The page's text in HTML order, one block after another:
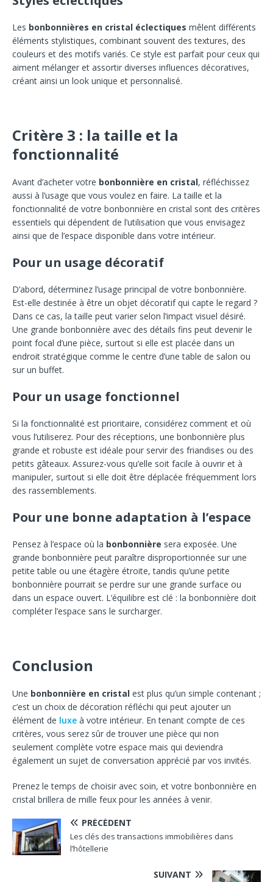
Les bonbonnières en cristal éclectiques mêlent différents
éléments stylistiques, combinant souvent des textures, des
couleurs et des motifs variés. Ce style est parfait pour ceux qui
aiment mélanger et assortir diverses influences décoratives,
créant ainsi un look unique et personnalisé.
Critère 3 : la taille et la
fonctionnalité
Avant d’acheter votre bonbonnière en cristal, réfléchissez
aussi à l’usage que vous voulez en faire. La taille et la
fonctionnalité de votre bonbonnière en cristal sont des critères
essentiels qui dépendent de l’utilisation que vous envisagez
ainsi que de l’espace disponible dans votre intérieur.
Pour un usage décoratif
D’abord, déterminez l’usage principal de votre bonbonnière.
Est-elle destinée à être un objet décoratif qui capte le regard ?
Dans ce cas, la taille peut varier selon l’impact visuel désiré.
Une grande bonbonnière avec des détails fins peut devenir le
point focal d’une pièce, surtout si elle est placée dans un
endroit stratégique comme le centre d’une table de salon ou
sur un buffet.
Pour un usage fonctionnel
Si la fonctionnalité est prioritaire, considérez comment et où
vous l’utiliserez. Pour des réceptions, une bonbonnière plus
grande et robuste est idéale pour servir des friandises ou des
petits gâteaux. Assurez-vous qu’elle soit facile à ouvrir et à
manipuler, surtout si elle doit être déplacée fréquemment lors
des rassemblements.
Pour une bonne adaptation à l’espace
Pensez à l’espace où la bonbonnière sera exposée. Une
grande bonbonnière peut paraître disproportionnée sur une
petite table ou une étagère étroite, tandis qu’une petite
bonbonnière pourrait se perdre sur une grande surface ou
dans un espace ouvert. L’équilibre est clé : la bonbonnière doit
compléter l’espace sans le surcharger.
Conclusion
Une bonbonnière en cristal est plus qu’un simple contenant ;
c’est un choix de décoration réfléchi qui peut ajouter un
élément de luxe à votre intérieur. En tenant compte de ces
critères, vous serez sûr de trouver une pièce qui non
seulement complète votre espace mais qui deviendra
également un sujet de conversation apprécié par vos invités.
Prenez le temps de choisir avec soin, et votre bonbonnière en
cristal brillera de mille feux pour les années à venir.
PRÉCÉDENT
Les clés des transactions immobilières dans
l’hôtellerie
SUIVANT